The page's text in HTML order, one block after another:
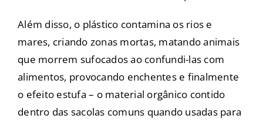
Além disso, o plástico contamina os rios e
mares, criando zonas mortas, matando animais
que morrem sufocados ao confundi-las com
alimentos, provocando enchentes e finalmente
o efeito estufa – o material orgânico contido
dentro das sacolas comuns quando usadas para